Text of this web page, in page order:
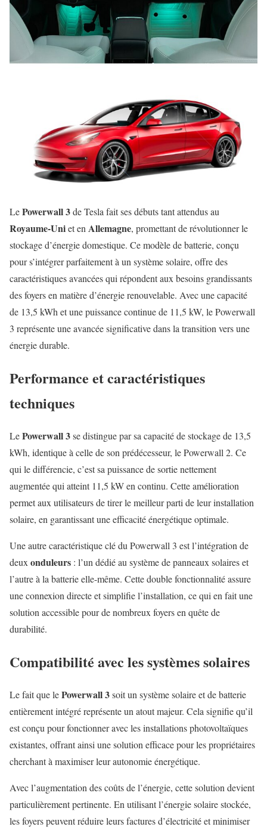
LePowerwall 3de Tesla fait ses débuts tant attendus au
Royaume-Uniet en Allemagne, promettant de révolutionner le
stockage d’énergie domestique. Ce modèle de batterie, conçu
pour s’intégrer parfaitement à un système solaire, offre des
caractéristiques avancées qui répondent aux besoins grandissants
des foyers en matière d’énergie renouvelable. Avec une capacité
de 13,5 kWh et une puissance continue de 11,5 kW, le Powerwall
3 représente une avancée significative dans la transition vers une
énergie durable.
Performance et caractéristiques
techniques
LePowerwall 3se distingue par sa capacité de stockage de 13,5
kWh, identique à celle de son prédécesseur, le Powerwall 2. Ce
qui le différencie, c’est sa puissance de sortie nettement
augmentée qui atteint 11,5 kW en continu. Cette amélioration
permet aux utilisateurs de tirer le meilleur parti de leur installation
solaire, en garantissant une efficacité énergétique optimale.
Une autre caractéristique clé du Powerwall 3 est l’intégration de
deux onduleurs : l’un dédié au système de panneaux solaires et
l’autre à la batterie elle-même. Cette double fonctionnalité assure
une connexion directe et simplifie l’installation, ce qui en fait une
solution accessible pour de nombreux foyers en quête de
durabilité.
Compatibilité avec les systèmes solaires
Le fait que lePowerwall 3soit un système solaire et de batterie
entièrement intégré représente un atout majeur. Cela signifie qu’il
est conçu pour fonctionner avec les installations photovoltaïques
existantes, offrant ainsi une solution efficace pour les propriétaires
cherchant à maximiser leur autonomie énergétique.
Avec l’augmentation des coûts de l’énergie, cette solution devient
particulièrement pertinente. En utilisant l’énergie solaire stockée,
les foyers peuvent réduire leurs factures d’électricité et minimiser